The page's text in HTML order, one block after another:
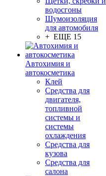
водосгоны
Шумоизоляция
для автомобиля
+ ЕЩЕ 15
Автохимия и
автокосметика
Клей
Средства для
двигателя,
топливной
системы и
системы
охлаждения
Средства для
кузова
Средства для
салона